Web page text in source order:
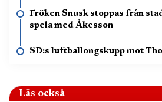
Fröken Snusk stoppas från
spela med Åkesson
SD:s luftballongskupp mot
Läs också